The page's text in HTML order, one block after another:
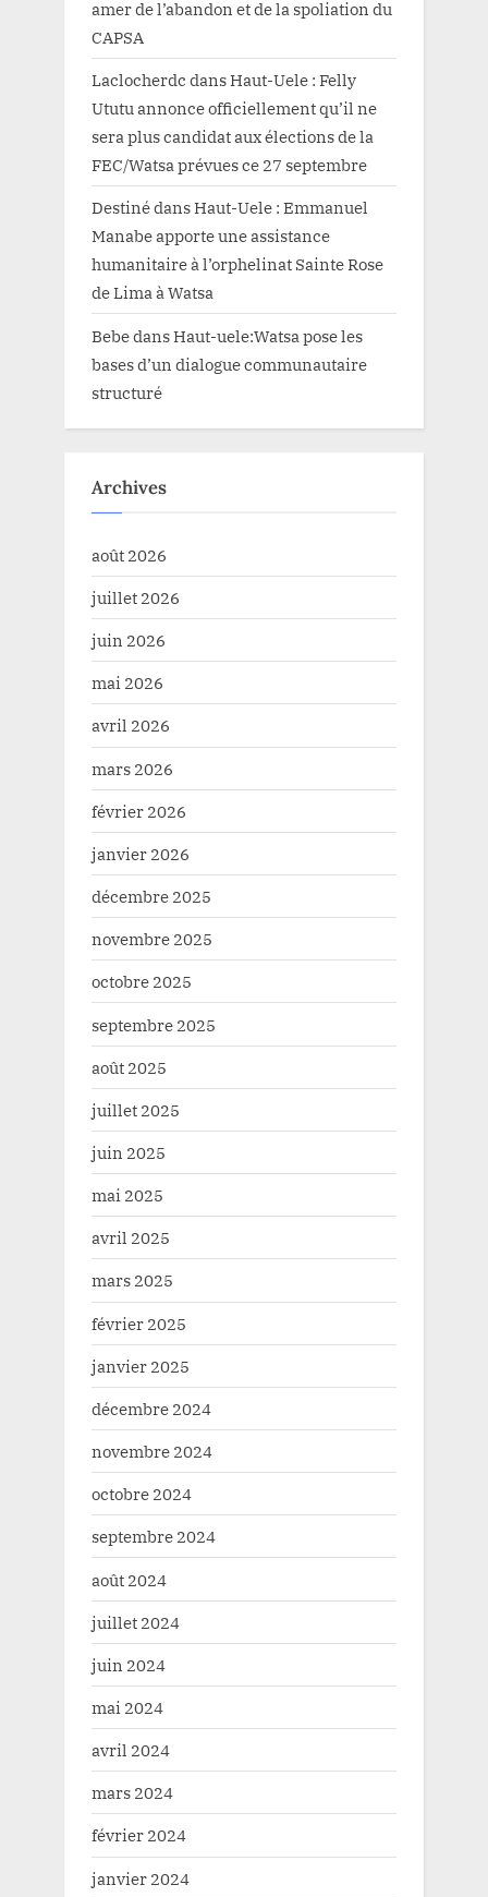
amer de l’abandon et de la spoliation du
CAPSA
Laclocherdc dansHaut-Uele : Felly
Ututu annonce officiellement qu’il ne
sera plus candidat aux élections de la
FEC/Watsa prévues ce 27 septembre
DestinédansHaut-Uele : Emmanuel
Manabe apporte une assistance
humanitaire à l’orphelinat Sainte Rose
de Lima à Watsa
BebedansHaut-uele:Watsa pose les
bases d’un dialogue communautaire
structuré
Archives
août 2026
juillet 2026
juin 2026
mai 2026
avril 2026
mars 2026
février 2026
janvier 2026
décembre 2025
novembre 2025
octobre 2025
septembre 2025
août 2025
juillet 2025
juin 2025
mai 2025
avril 2025
mars 2025
février 2025
janvier 2025
décembre 2024
novembre 2024
octobre 2024
septembre 2024
août 2024
juillet 2024
juin 2024
mai 2024
avril 2024
mars 2024
février 2024
janvier 2024